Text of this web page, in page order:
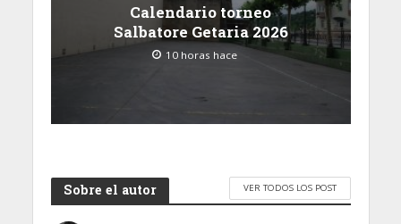
Calendario torneo
Salbatore Getaria 2026
10 horas hace
Sobre el autor VER TODOS LOS POST